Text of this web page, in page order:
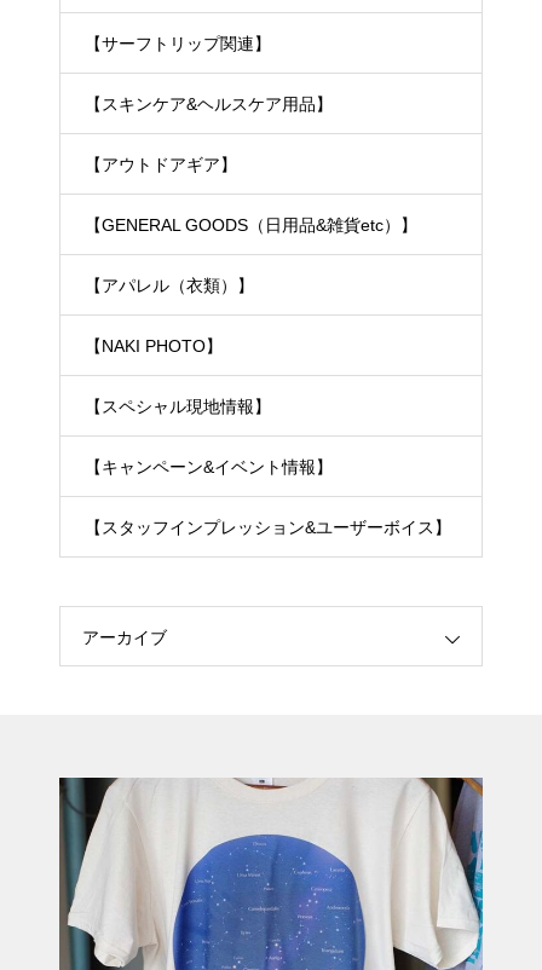
【サーフトリップ関連】
【スキンケア&ヘルスケア用品】
【アウトドアギア】
【GENERAL GOODS（日用品&雑貨etc）】
【アパレル（衣類）】
【NAKI PHOTO】
【スペシャル現地情報】
【キャンペーン&イベント情報】
【スタッフインプレッション&ユーザーボイス】
アーカイブ